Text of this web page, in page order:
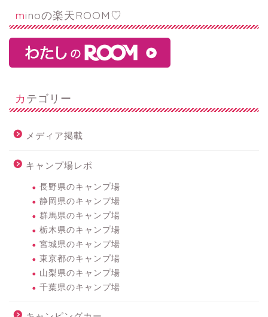
minoの楽天ROOM♡
カテゴリー
メディア掲載
キャンプ場レポ
長野県のキャンプ場
静岡県のキャンプ場
群馬県のキャンプ場
栃木県のキャンプ場
宮城県のキャンプ場
東京都のキャンプ場
山梨県のキャンプ場
千葉県のキャンプ場